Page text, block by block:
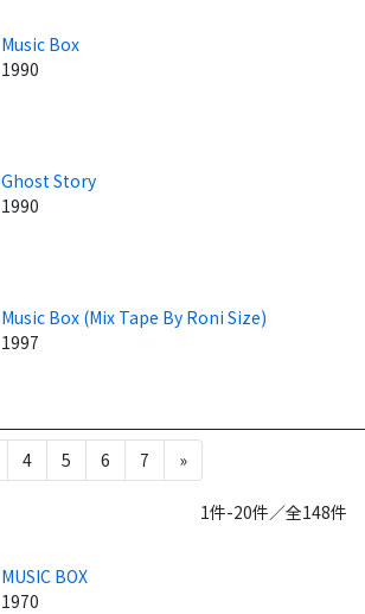
Music Box
1990
Ghost Story
1990
Music Box (Mix Tape By Roni Size)
1997
4 5 6 7 »
1件-20件／全148件
MUSIC BOX
1970